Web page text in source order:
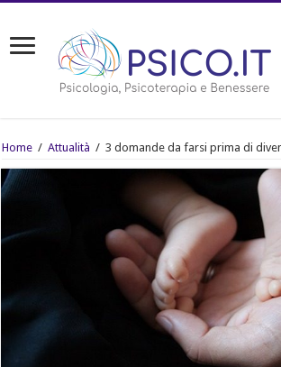
Home / Attualità / 3 domande da farsi prima di